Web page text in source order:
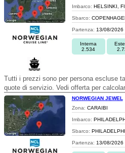
Imbarco: HELSINKI,
Sbarco:
Partenza: 13/08/2026
Interna
2.534
Tutti i prezzi sono per persona escluse
quote di servizio. Vedi offerta per
NORWEGIAN JEWEL
Zona: CARAIBI
Imbarco:
Sbarco:
Partenza: 13/08/2026